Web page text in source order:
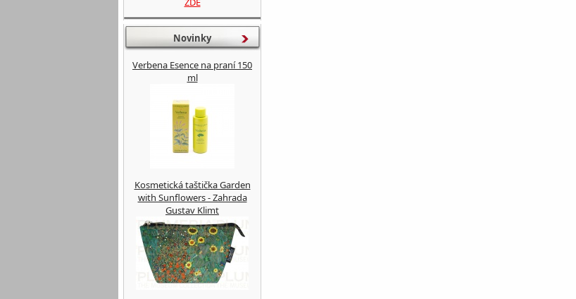
Novinky
Verbena Esence na praní 150
ml
Kosmetická taštička Garden
with Sunflowers - Zahrada
Gustav Klimt